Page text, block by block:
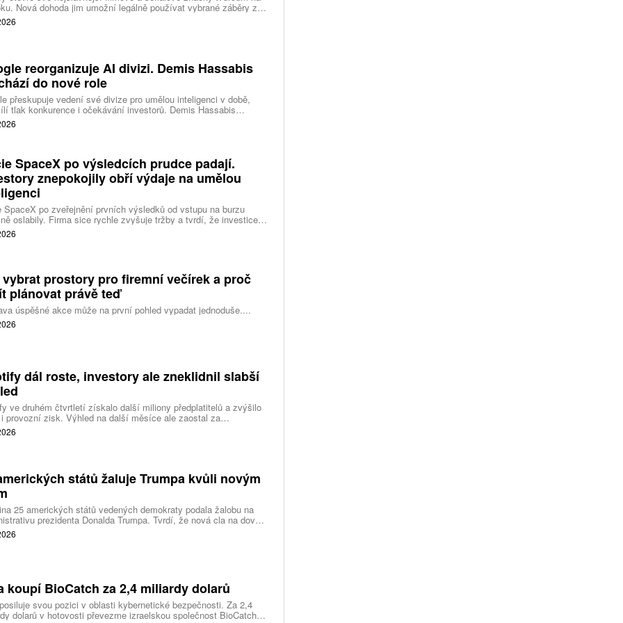
Nová dohoda jim umožní legálně používat vybrané záběry z
studia a sdílet vlastní videa také na platformě Disney Verts.
reorganizuje AI divizi. Demis Hassabis
do nové role
přeskupuje vedení své divize pro umělou inteligenci v době,
tlak konkurence i očekávání investorů. Demis Hassabis
každodenní řízení DeepMind a zaměří se na vývoj pokročilé
inteligence i její dopad na společnost.
SpaceX po výsledcích prudce padají.
znepokojily obří výdaje na umělou
SpaceX po zveřejnění prvních výsledků od vstupu na burzu
oslabily. Firma sice rychle zvyšuje tržby a tvrdí, že investice
inteligence se vracejí mnohem rychleji než dříve, investoři ale
zda je tempo rekordních výdajů dlouhodobě udržitelné.
prostory pro firemní večírek a proč
plánovat právě teď
úspěšné akce může na první pohled vypadat jednoduše....
dál roste, investory ale zneklidnil slabší
ve druhém čtvrtletí získalo další miliony předplatitelů a zvýšilo
provozní zisk. Výhled na další měsíce ale zaostal za
a ukázal, že další růst bude vyžadovat vyšší výdaje na
nové služby a umělou inteligenci.
států žaluje Trumpa kvůli novým
25 amerických států vedených demokraty podala žalobu na
prezidenta Donalda Trumpa. Tvrdí, že nová cla na dovoz
zemí překračují pravomoci prezidenta a obcházejí předchozí
amerických soudů.
koupí BioCatch za 2,4 miliardy dolarů
svou pozici v oblasti kybernetické bezpečnosti. Za 2,4
dolarů v hotovosti převezme izraelskou společnost BioCatch,